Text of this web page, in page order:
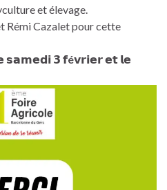
et élevage.
Rémi Cazalet pour cette
𝘀𝗮𝗺𝗲𝗱𝗶 𝟯 𝗳é𝘃𝗿𝗶𝗲𝗿 𝗲𝘁 𝗹𝗲